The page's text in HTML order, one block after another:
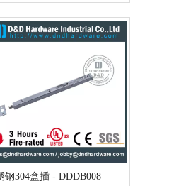
钢304盒插 - DDDB008